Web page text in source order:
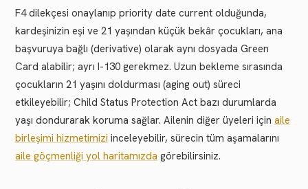
F4 dilekçesi onaylanıp priority date current olduğunda,
kardeşinizin eşi ve 21 yaşından küçük bekâr çocukları, ana
başvuruya bağlı (derivative) olarak aynı dosyada Green
Card alabilir; ayrı I-130 gerekmez. Uzun bekleme sırasında
çocukların 21 yaşını doldurması (aging out) süreci
etkileyebilir; Child Status Protection Act bazı durumlarda
yaşı dondurarak koruma sağlar. Ailenin diğer üyeleri için aile
birleşimi hizmetimizi inceleyebilir, sürecin tüm aşamalarını
aile göçmenliği yol haritamızda görebilirsiniz.